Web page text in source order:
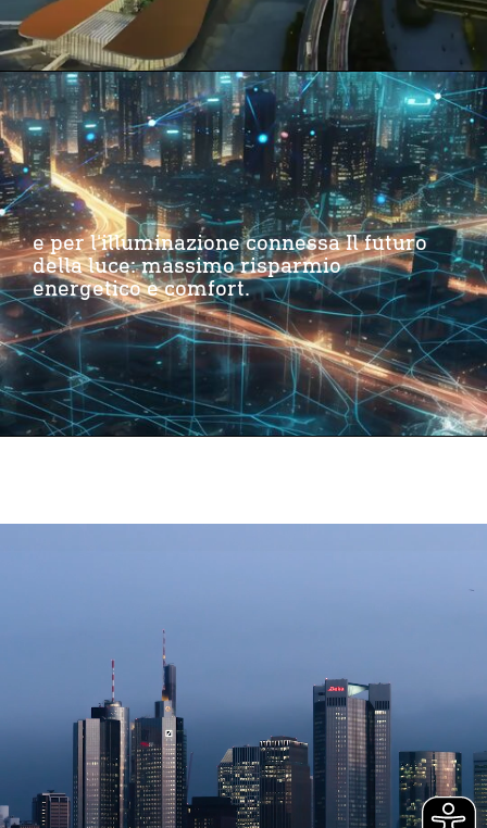
e per l'illuminazione connessa Il futuro
della luce: massimo risparmio
energetico e comfort.